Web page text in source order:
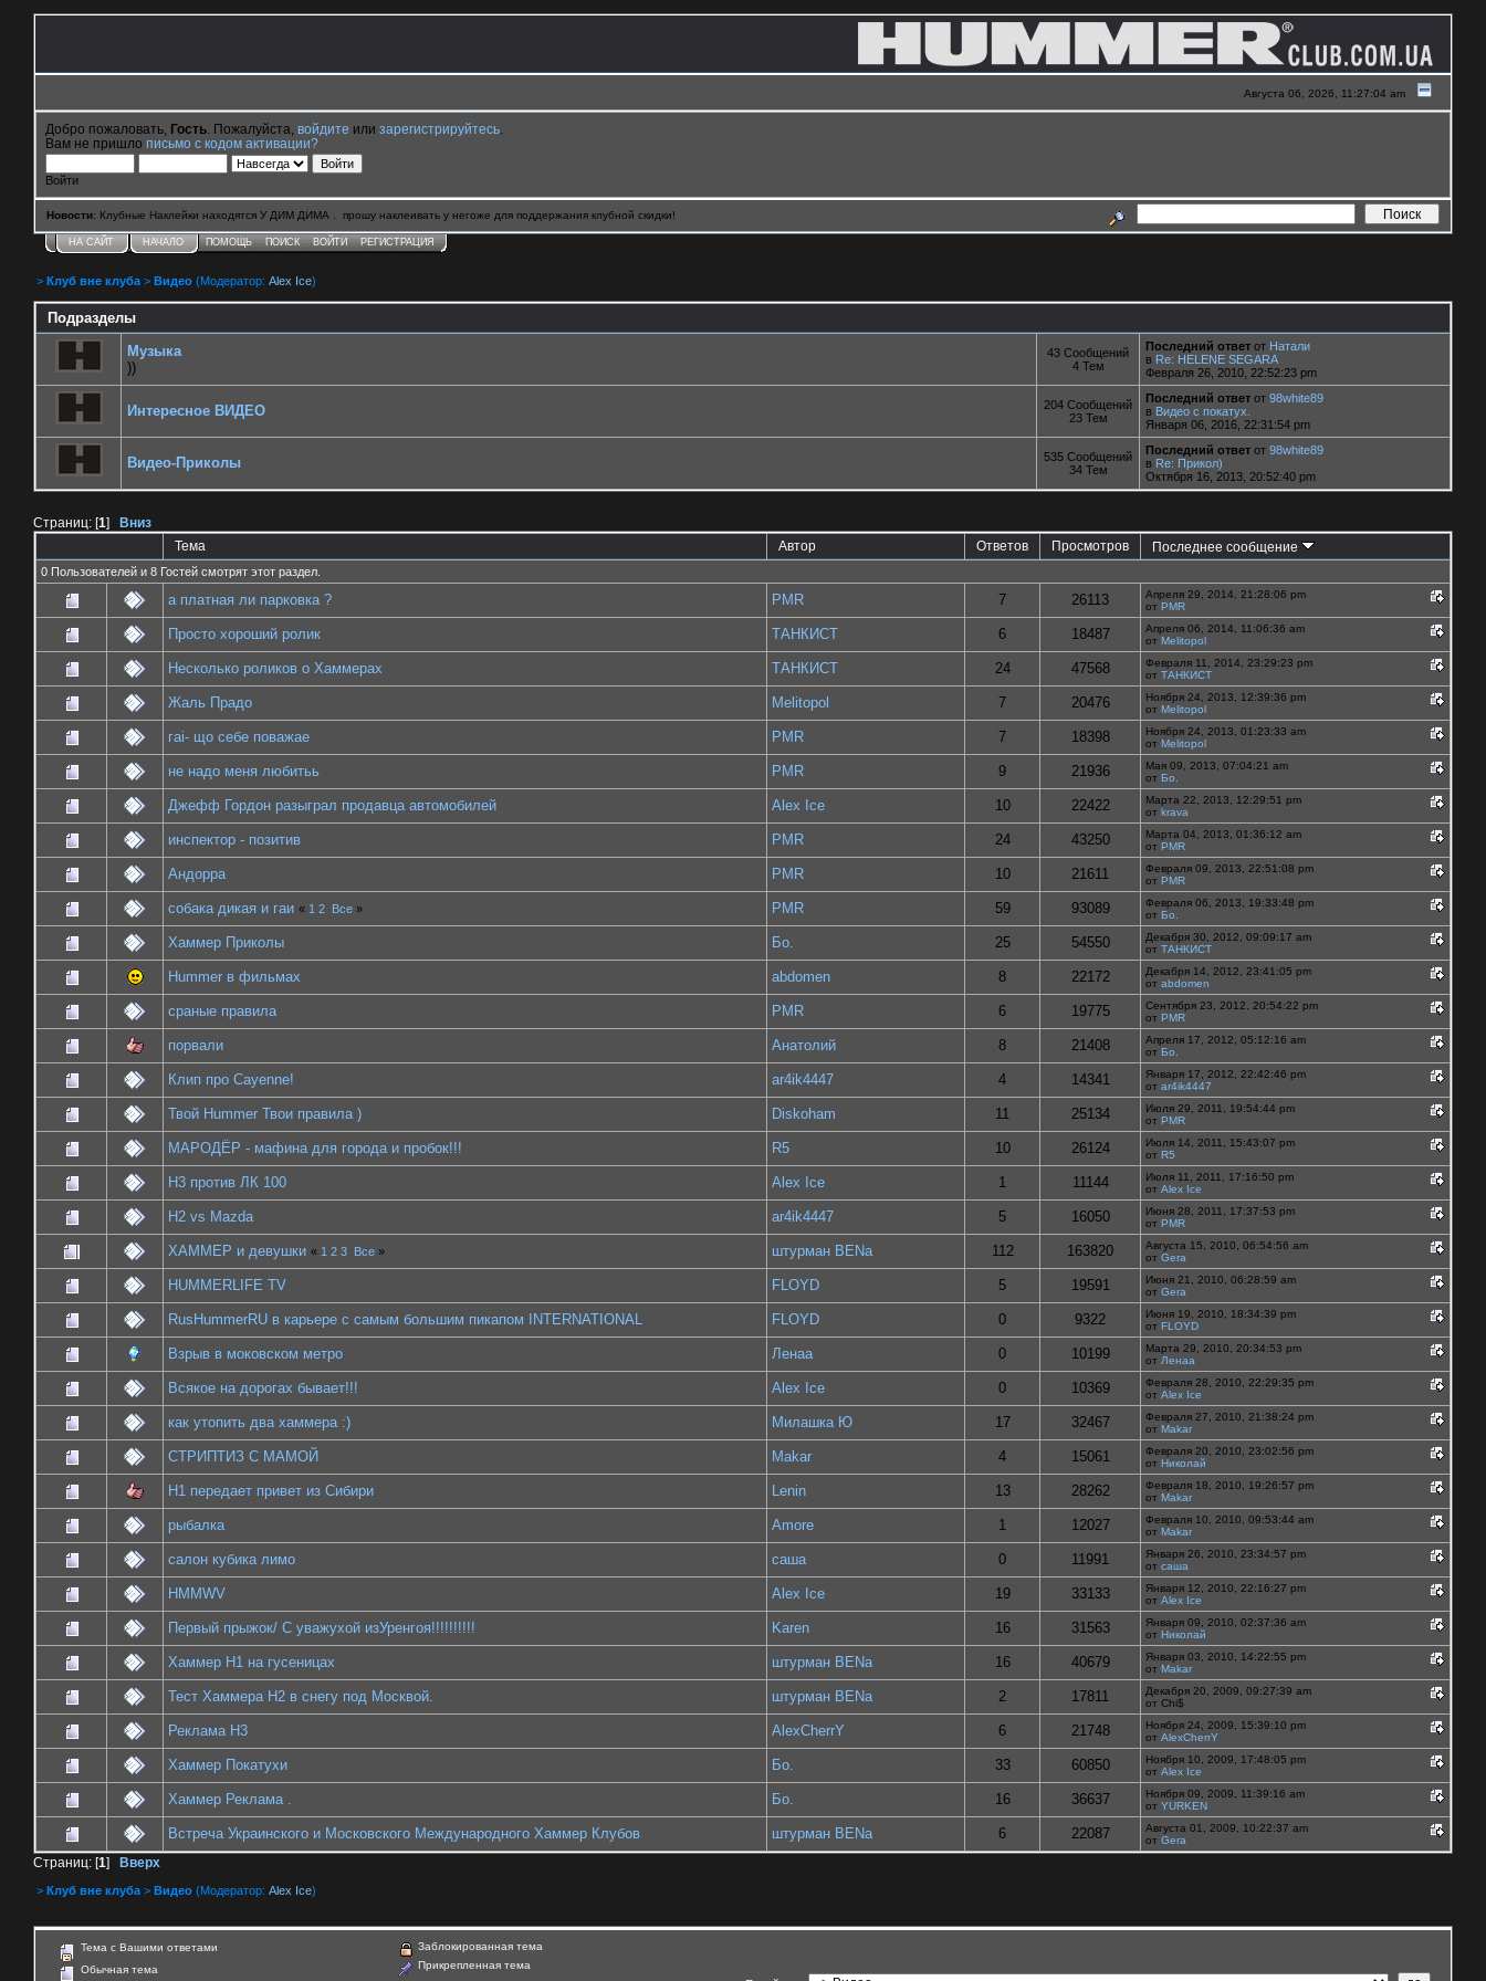
Августа 06, 2026, 11:27:04 am
Добро пожаловать, Гость . Пожалуйста, войдите или зарегистрируйтесь
Вам не пришло письмо с кодом активации?
Войти
Новости: Клубные Наклейки находятся У ДИМ ДИМА . прошу наклеивать у негоже для поддержания клубной скидки!
НА САЙТ НАЧАЛО ПОМОЩЬ ПОИСК ВОЙТИ РЕГИСТРАЦИЯ
> Клуб вне клуба > Видео (Модератор: Alex Ice)
Подразделы
Музыка
))
43 Сообщений
4 Тем
Последний ответ от Натали
в Re: HELENE SEGARA
Февраля 26, 2010, 22:52:23 pm
Интересное ВИДЕО
204 Сообщений
23 Тем
Последний ответ от 98white89
в Видео с покатух.
Января 06, 2016, 22:31:54 pm
Видео-Приколы
535 Сообщений
34 Тем
Последний ответ от 98white89
в Re: Прикол)
Октября 16, 2013, 20:52:40 pm
Страниц: [1]
Вниз
Тема
Автор Ответов Просмотров Последнее сообщение
0 Пользователей и 8 Гостей смотрят этот раздел.
а платная ли парковка ? PMR 7 26113
Апреля 29, 2014, 21:28:06 pm
от PMR
Просто хороший ролик ТАНКИСТ 6 18487
Апреля 06, 2014, 11:06:36 am
от Melitopol
Несколько роликов о Хаммерах ТАНКИСТ 24 47568
Февраля 11, 2014, 23:29:23 pm
от ТАНКИСТ
Жаль Прадо Melitopol 7 20476
Ноября 24, 2013, 12:39:36 pm
от Melitopol
гаі- що себе поважае PMR 7 18398
Ноября 24, 2013, 01:23:33 am
от Melitopol
не надо меня любитьь PMR 9 21936
Мая 09, 2013, 07:04:21 am
от Бо.
Джефф Гордон разыграл продавца автомобилей Alex Ice 10 22422
Марта 22, 2013, 12:29:51 pm
от krava
инспектор - позитив PMR 24 43250
Марта 04, 2013, 01:36:12 am
от PMR
Андорра PMR 10 21611
Февраля 09, 2013, 22:51:08 pm
от PMR
собака дикая и гаи « 1 2 Все » PMR 59 93089
Февраля 06, 2013, 19:33:48 pm
от Бо.
Хаммер Приколы Бо. 25 54550
Декабря 30, 2012, 09:09:17 am
от ТАНКИСТ
Hummer в фильмах abdomen 8 22172
Декабря 14, 2012, 23:41:05 pm
от abdomen
сраные правила PMR 6 19775
Сентября 23, 2012, 20:54:22 pm
от PMR
порвали Анатолий 8 21408
Апреля 17, 2012, 05:12:16 am
от Бо.
Клип про Cayenne! ar4ik4447 4 14341
Января 17, 2012, 22:42:46 pm
от ar4ik4447
Твой Hummer Твои правила ) Diskoham 11 25134
Июля 29, 2011, 19:54:44 pm
от PMR
МАРОДЁР - мафина для города и пробок!!! R5 10 26124
Июля 14, 2011, 15:43:07 pm
от R5
Н3 против ЛК 100 Alex Ice 1 11144
Июля 11, 2011, 17:16:50 pm
от Alex Ice
H2 vs Mazda ar4ik4447 5 16050
Июня 28, 2011, 17:37:53 pm
от PMR
ХАММЕР и девушки « 1 2 3 Все » штурман BENa 112 163820
Августа 15, 2010, 06:54:56 am
от Gera
HUMMERLIFE TV FLOYD 5 19591
Июня 21, 2010, 06:28:59 am
от Gera
RusHummerRU в карьере с самым большим пикапом INTERNATIONAL FLOYD 0 9322
Июня 19, 2010, 18:34:39 pm
от FLOYD
Взрыв в моковском метро Ленаа 0 10199
Марта 29, 2010, 20:34:53 pm
от Ленаа
Всякое на дорогах бывает!!! Alex Ice 0 10369
Февраля 28, 2010, 22:29:35 pm
от Alex Ice
как утопить два хаммера :) Милашка Ю 17 32467
Февраля 27, 2010, 21:38:24 pm
от Makar
СТРИПТИЗ С МАМОЙ Makar 4 15061
Февраля 20, 2010, 23:02:56 pm
от Николай
H1 передает привет из Сибири Lenin 13 28262
Февраля 18, 2010, 19:26:57 pm
от Makar
рыбалка Amore 1 12027
Февраля 10, 2010, 09:53:44 am
от Makar
салон кубика лимо саша 0 11991
Января 26, 2010, 23:34:57 pm
от саша
HMMWV Alex Ice 19 33133
Января 12, 2010, 22:16:27 pm
от Alex Ice
Первый прыжок/ С уважухой изУренгоя!!!!!!!!!! Karen 16 31563
Января 09, 2010, 02:37:36 am
от Николай
Хаммер Н1 на гусеницах штурман BENa 16 40679
Января 03, 2010, 14:22:55 pm
от Makar
Тест Хаммера Н2 в снегу под Москвой. штурман BENa 2 17811
Декабря 20, 2009, 09:27:39 am
от Chi$
Реклама Н3 AlexCherrY 6 21748
Ноября 24, 2009, 15:39:10 pm
от AlexCherrY
Хаммер Покатухи Бо. 33 60850
Ноября 10, 2009, 17:48:05 pm
от Alex Ice
Хаммер Реклама . Бо. 16 36637
Ноября 09, 2009, 11:39:16 am
от YURKEN
Встреча Украинского и Московского Международного Хаммер Клубов штурман BENa 6 22087
Августа 01, 2009, 10:22:37 am
от Gera
Страниц: [1] Вверх
> Клуб вне клуба > Видео (Модератор: Alex Ice)
Тема с Вашими ответами
Обычная тема
Заблокированная тема
Прикрепленная тема